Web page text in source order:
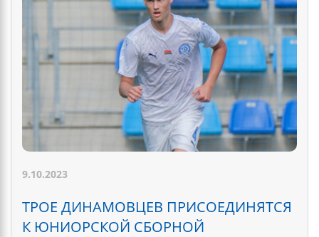
9.10.2023
ТРОЕ ДИНАМОВЦЕВ ПРИСОЕДИНЯТСЯ
К ЮНИОРСКОЙ СБОРНОЙ